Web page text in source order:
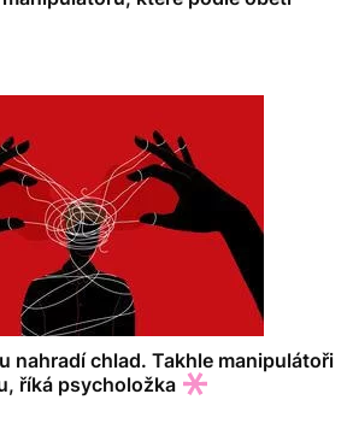
nahradí chlad. Takhle manipulátoři
říká psycholožka